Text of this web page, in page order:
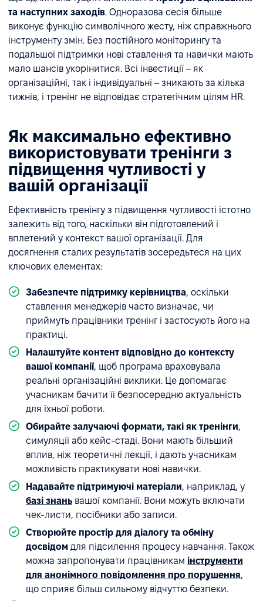
та наступних заходів. Одноразова сесія більше
виконує функцію символічного жесту, ніж справжнього
інструменту змін. Без постійного моніторингу та
подальшої підтримки нові ставлення та навички мають
мало шансів укорінитися. Всі інвестиції – як
організаційні, так і індивідуальні – зникають за кілька
тижнів, і тренінг не відповідає стратегічним цілям HR.
Як максимально ефективно
використовувати тренінги з
підвищення чутливості у
вашій організації
Ефективність тренінгу з підвищення чутливості істотно
залежить від того, наскільки він підготовлений і
вплетений у контекст вашої організації. Для
досягнення сталих результатів зосередьтеся на цих
ключових елементах:
Забезпечте підтримку керівництва, оскільки
ставлення менеджерів часто визначає, чи
приймуть працівники тренінг і застосують його на
практиці.
Налаштуйте контент відповідно до контексту
вашої компанії, щоб програма враховувала
реальні організаційні виклики. Це допомагає
учасникам бачити її безпосередню актуальність
для їхньої роботи.
Обирайте залучаючі формати, такі як тренінги,
симуляції або кейс-стаді. Вони мають більший
вплив, ніж теоретичні лекції, і дають учасникам
можливість практикувати нові навички.
Надавайте підтримуючі матеріали, наприклад, у
базі знань вашої компанії. Вони можуть включати
чек-листи, посібники або записи.
Створюйте простір для діалогу та обміну
досвідом для підсилення процесу навчання. Також
можна запропонувати працівникам інструменти
для анонімного повідомлення про порушення,
що сприяє більш сильному відчуттю безпеки.